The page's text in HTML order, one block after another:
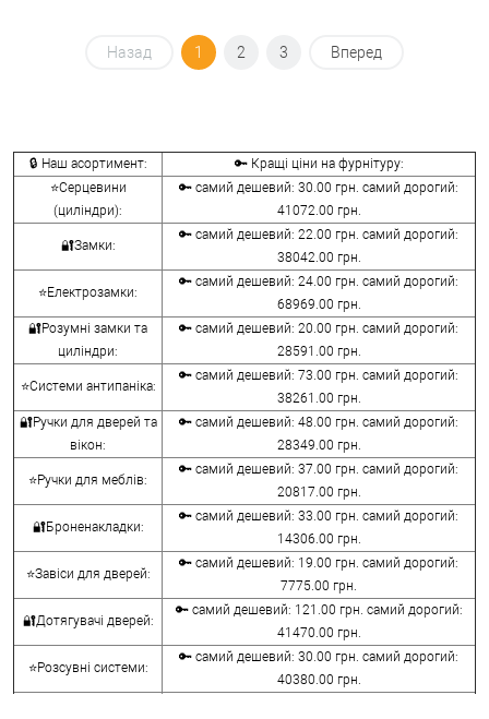
Назад 1 2 3 Вперед
🔒 Наш асортимент:
🔑 Кращі ціни на фурнітуру:
⭐Серцевини
(циліндри):
🔑 самий дешевий: 30.00 грн. самий дорогий:
41072.00 грн.
🔐Замки:
🔑 самий дешевий: 22.00 грн. самий дорогий:
38042.00 грн.
⭐Електрозамки:
🔑 самий дешевий: 24.00 грн. самий дорогий:
68969.00 грн.
🔐Розумні замки та
циліндри:
🔑 самий дешевий: 20.00 грн. самий дорогий:
28591.00 грн.
⭐Системи антипаніка:
🔑 самий дешевий: 73.00 грн. самий дорогий:
38261.00 грн.
🔐Ручки для дверей та
вікон:
🔑 самий дешевий: 48.00 грн. самий дорогий:
28349.00 грн.
⭐Ручки для меблів:
🔑 самий дешевий: 37.00 грн. самий дорогий:
20817.00 грн.
🔐Броненакладки:
🔑 самий дешевий: 33.00 грн. самий дорогий:
14306.00 грн.
⭐Завіси для дверей:
🔑 самий дешевий: 19.00 грн. самий дорогий:
7775.00 грн.
🔐Дотягувачі дверей:
🔑 самий дешевий: 121.00 грн. самий дорогий:
41470.00 грн.
⭐Розсувні системи:
🔑 самий дешевий: 30.00 грн. самий дорогий:
40380.00 грн.